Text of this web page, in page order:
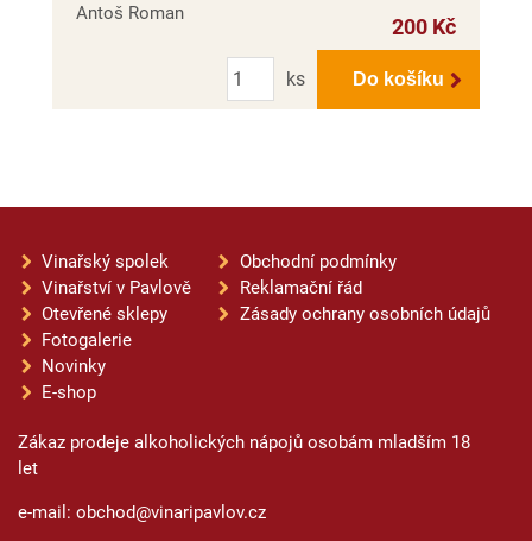
Antoš Roman
200 Kč
Počet
ks
Do košíku
Vinařský spolek
Vinařství v Pavlově
Otevřené sklepy
Fotogalerie
Novinky
E-shop
Obchodní podmínky
Reklamační řád
Zásady ochrany osobních údajů
Zákaz prodeje alkoholických nápojů osobám mladším 18
let
e-mail: obchod@vinaripavlov.cz